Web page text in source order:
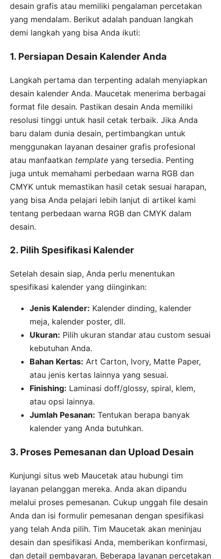
desain grafis atau memiliki pengalaman percetakan
yang mendalam. Berikut adalah panduan langkah
demi langkah yang bisa Anda ikuti:
1. Persiapan Desain Kalender Anda
Langkah pertama dan terpenting adalah menyiapkan
desain kalender Anda. Maucetak menerima berbagai
format file desain. Pastikan desain Anda memiliki
resolusi tinggi untuk hasil cetak terbaik. Jika Anda
baru dalam dunia desain, pertimbangkan untuk
menggunakan layanan desainer grafis profesional
atau manfaatkan template yang tersedia. Penting
juga untuk memahami perbedaan warna RGB dan
CMYK untuk memastikan hasil cetak sesuai harapan,
yang bisa Anda pelajari lebih lanjut di artikel kami
tentang perbedaan warna RGB dan CMYK dalam
desain.
2. Pilih Spesifikasi Kalender
Setelah desain siap, Anda perlu menentukan
spesifikasi kalender yang diinginkan:
Jenis Kalender: Kalender dinding, kalender
meja, kalender poster, dll.
Ukuran: Pilih ukuran standar atau custom sesuai
kebutuhan Anda.
Bahan Kertas: Art Carton, Ivory, Matte Paper,
atau jenis kertas lainnya yang sesuai.
Finishing: Laminasi doff/glossy, spiral, klem,
atau opsi lainnya.
Jumlah Pesanan: Tentukan berapa banyak
kalender yang Anda butuhkan.
3. Proses Pemesanan dan Upload Desain
Kunjungi situs web Maucetak atau hubungi tim
layanan pelanggan mereka. Anda akan dipandu
melalui proses pemesanan. Cukup unggah file desain
Anda dan isi formulir pemesanan dengan spesifikasi
yang telah Anda pilih. Tim Maucetak akan meninjau
desain dan spesifikasi Anda, memberikan konfirmasi,
dan detail pembayaran. Beberapa layanan percetakan